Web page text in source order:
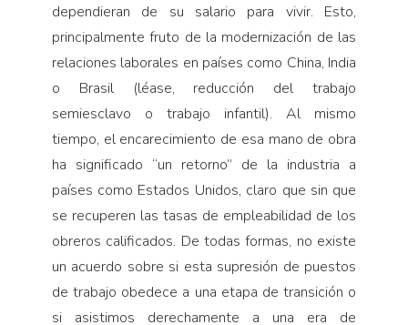
dependieran de su salario para vivir. Esto,
principalmente fruto de la modernización de las
relaciones laborales en países como China, India
o Brasil (léase, reducción del trabajo
semiesclavo o trabajo infantil). Al mismo
tiempo, el encarecimiento de esa mano de obra
ha significado “un retorno” de la industria a
países como Estados Unidos, claro que sin que
se recuperen las tasas de empleabilidad de los
obreros calificados. De todas formas, no existe
un acuerdo sobre si esta supresión de puestos
de trabajo obedece a una etapa de transición o
si asistimos derechamente a una era de